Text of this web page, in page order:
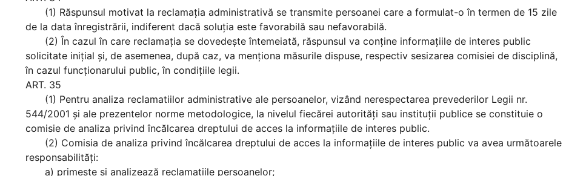
(1) Răspunsul motivat la reclamaţia administrativă se transmite persoanei care a formulat-o în termen de 15 zile
de la data înregistrării, indiferent dacă soluţia este favorabilă sau nefavorabilă.
(2) În cazul în care reclamaţia se dovedeşte întemeiată, răspunsul va conţine informaţiile de interes public
solicitate iniţial şi, de asemenea, după caz, va menţiona măsurile dispuse, respectiv sesizarea comisiei de disciplină,
în cazul funcţionarului public, în condiţiile legii.
ART. 35
(1) Pentru analiza reclamatiilor administrative ale persoanelor, vizând nerespectarea prevederilor Legii nr.
544/2001 şi ale prezentelor norme metodologice, la nivelul fiecărei autorităţi sau instituţii publice se constituie o
comisie de analiza privind încălcarea dreptului de acces la informaţiile de interes public.
(2) Comisia de analiza privind încălcarea dreptului de acces la informaţiile de interes public va avea următoarele
responsabilităţi:
a) primeşte şi analizează reclamaţiile persoanelor;